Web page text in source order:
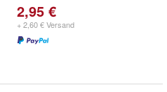
2,95 €
+ 2,60 € Versand